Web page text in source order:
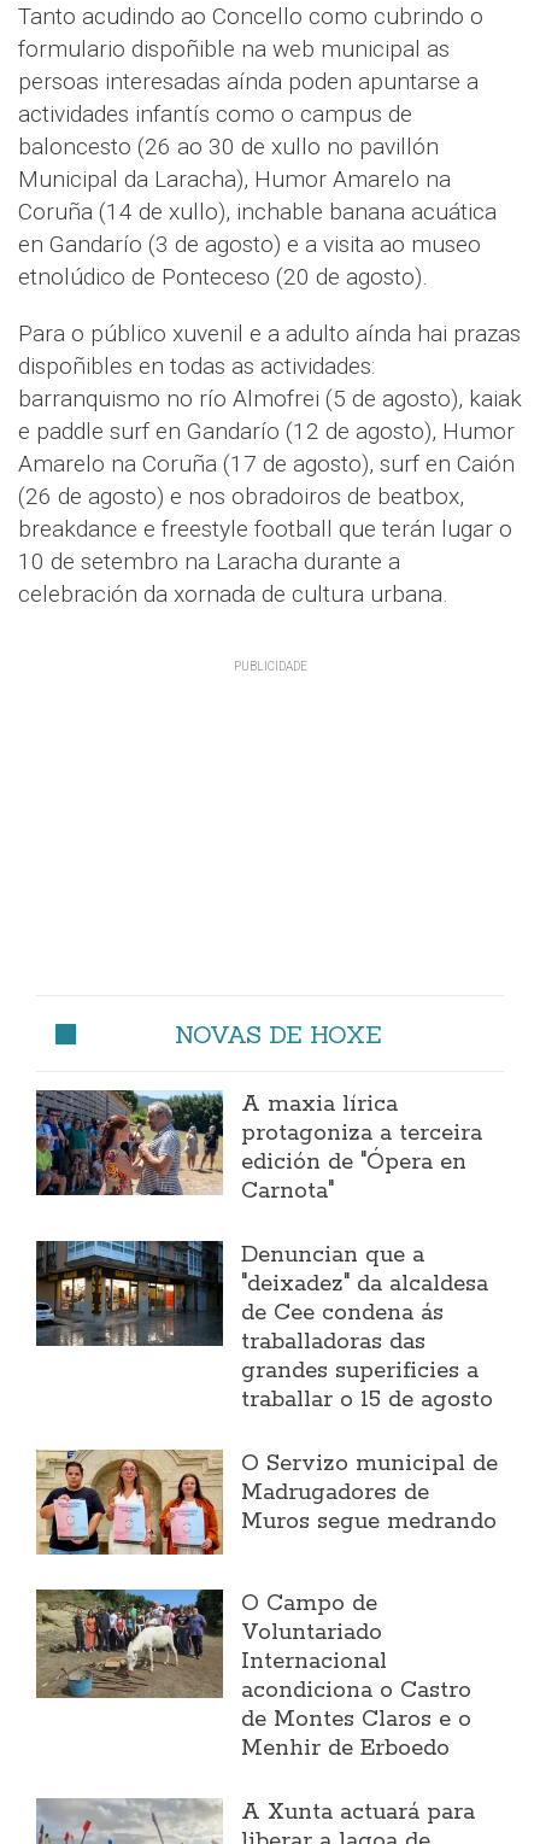
Tanto acudindo ao Concello como cubrindo o
formulario dispoñible na web municipal as
persoas interesadas aínda poden apuntarse a
actividades infantís como o campus de
baloncesto (26 ao 30 de xullo no pavillón
Municipal da Laracha), Humor Amarelo na
Coruña (14 de xullo), inchable banana acuática
en Gandarío (3 de agosto) e a visita ao museo
etnolúdico de Ponteceso (20 de agosto).
Para o público xuvenil e a adulto aínda hai prazas
dispoñibles en todas as actividades:
barranquismo no río Almofrei (5 de agosto), kaiak
e paddle surf en Gandarío (12 de agosto), Humor
Amarelo na Coruña (17 de agosto), surf en Caión
(26 de agosto) e nos obradoiros de beatbox,
breakdance e freestyle football que terán lugar o
10 de setembro na Laracha durante a
celebración da xornada de cultura urbana.
NOVAS DE HOXE
A maxia lírica
protagoniza a terceira
edición de "Ópera en
Carnota"
Denuncian que a
"deixadez" da alcaldesa
de Cee condena ás
traballadoras das
grandes superificies a
traballar o 15 de agosto
O Servizo municipal de
Madrugadores de
Muros segue medrando
O Campo de
Voluntariado
Internacional
acondiciona o Castro
de Montes Claros e o
Menhir de Erboedo
A Xunta actuará para